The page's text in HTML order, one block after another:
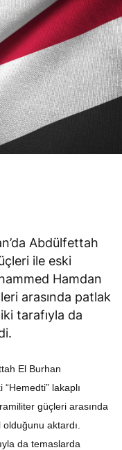
Abdülfettah
ile eski
Hamdan
arasında patlak
tarafıyla da
El Burhan
lakaplı
güçleri arasında
aktardı.
da temaslarda